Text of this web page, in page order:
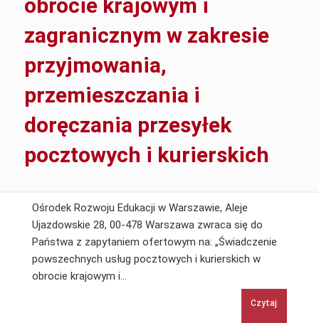
utworzenie
obrocie krajowym i
zagranicznym w zakresie
przyjmowania,
przemieszczania i
doręczania przesyłek
pocztowych i kurierskich
Ośrodek Rozwoju Edukacji w Warszawie, Aleje
Ujazdowskie 28, 00-478 Warszawa zwraca się do
Państwa z zapytaniem ofertowym na: „Świadczenie
powszechnych usług pocztowych i kurierskich w
obrocie krajowym i…
Czytaj